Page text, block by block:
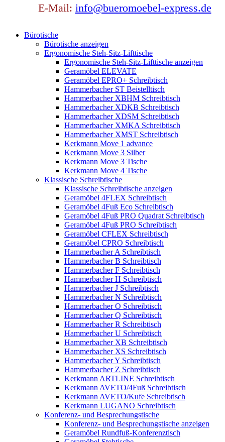
E-Mail: info@bueromoebel-express.de
Bürotische
Bürotische anzeigen
Ergonomische Steh-Sitz-Lifttische
Ergonomische Steh-Sitz-Lifttische anzeigen
Geramöbel ELEVATE
Geramöbel EPRO+ Schreibtisch
Hammerbacher ST Beistelltisch
Hammerbacher XBHM Schreibtisch
Hammerbacher XDKB Schreibtisch
Hammerbacher XDSM Schreibtisch
Hammerbacher XMKA Schreibtisch
Hammerbacher XMST Schreibtisch
Kerkmann Move 1 advance
Kerkmann Move 3 Silber
Kerkmann Move 3 Tische
Kerkmann Move 4 Tische
Klassische Schreibtische
Klassische Schreibtische anzeigen
Geramöbel 4FLEX Schreibtisch
Geramöbel 4Fuß Eco Schreibtisch
Geramöbel 4Fuß PRO Quadrat Schreibtisch
Geramöbel 4Fuß PRO Schreibtisch
Geramöbel CFLEX Schreibtisch
Geramöbel CPRO Schreibtisch
Hammerbacher A Schreibtisch
Hammerbacher B Schreibtisch
Hammerbacher F Schreibtisch
Hammerbacher H Schreibtisch
Hammerbacher J Schreibtisch
Hammerbacher N Schreibtisch
Hammerbacher O Schreibtisch
Hammerbacher Q Schreibtisch
Hammerbacher R Schreibtisch
Hammerbacher U Schreibtisch
Hammerbacher XB Schreibtisch
Hammerbacher XS Schreibtisch
Hammerbacher Y Schreibtisch
Hammerbacher Z Schreibtisch
Kerkmann ARTLINE Schreibtisch
Kerkmann AVETO/4Fuß Schreibtisch
Kerkmann AVETO/Kufe Schreibtisch
Kerkmann LUGANO Schreibtisch
Konferenz- und Besprechungstische
Konferenz- und Besprechungstische anzeigen
Geramöbel Rundfuß-Konferenztisch